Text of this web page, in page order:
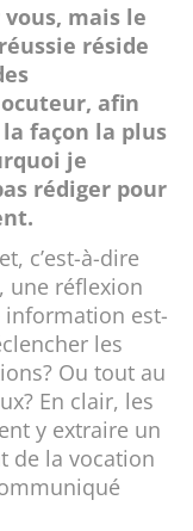
vous, mais le
réside
afin
la façon la plus
je
rédiger pour
c’est-à-dire
une réflexion
information est-
les
Ou tout au
En clair, les
y extraire un
de la vocation